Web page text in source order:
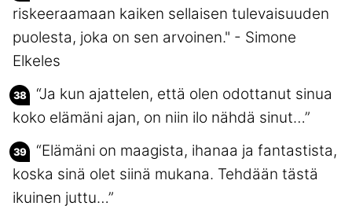
riskeeraamaan kaiken sellaisen tulevaisuuden
puolesta, joka on sen arvoinen." - Simone
Elkeles
“Ja kun ajattelen, että olen odottanut sinua
koko elämäni ajan, on niin ilo nähdä sinut…”
“Elämäni on maagista, ihanaa ja fantastista,
koska sinä olet siinä mukana. Tehdään tästä
ikuinen juttu…”